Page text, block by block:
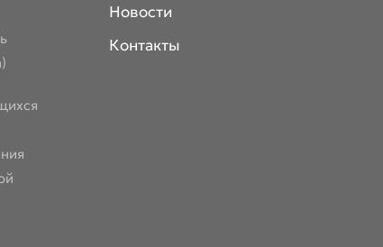
Новости
Контакты